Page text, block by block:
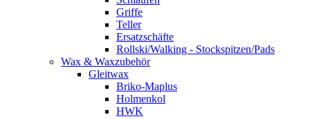
Griffe
Teller
Ersatzschäfte
Rollski/Walking - Stockspitzen/Pads
Wax & Waxzubehör
Gleitwax
Briko-Maplus
Holmenkol
HWK